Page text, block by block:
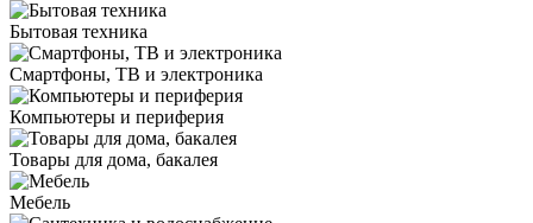
Бытовая техника
Смартфоны, ТВ и электроника
Компьютеры и периферия
Товары для дома, бакалея
Мебель